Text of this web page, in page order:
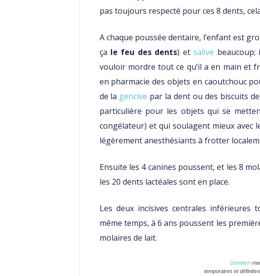
pas toujours respecté pour ces 8 dents,
A chaque poussée dentaire, l’enfant est
ça le feu des dents) etsalive
vouloir mordre tout ce qu’il a en main et
en pharmacie des objets en caoutchouc
de la gencive par la dent ou des biscuits
particulière pour les objets qui se
congélateur) et qui soulagent mieux avec
légèrement anesthésiants à frotter
Ensuite les 4 canines poussent, et les 8
les 20 dents lactéales sont en place.
Les deux incisives centrales inférieures
même temps, à 6 ans poussent les
molaires de lait.
Dentition
temporaires et